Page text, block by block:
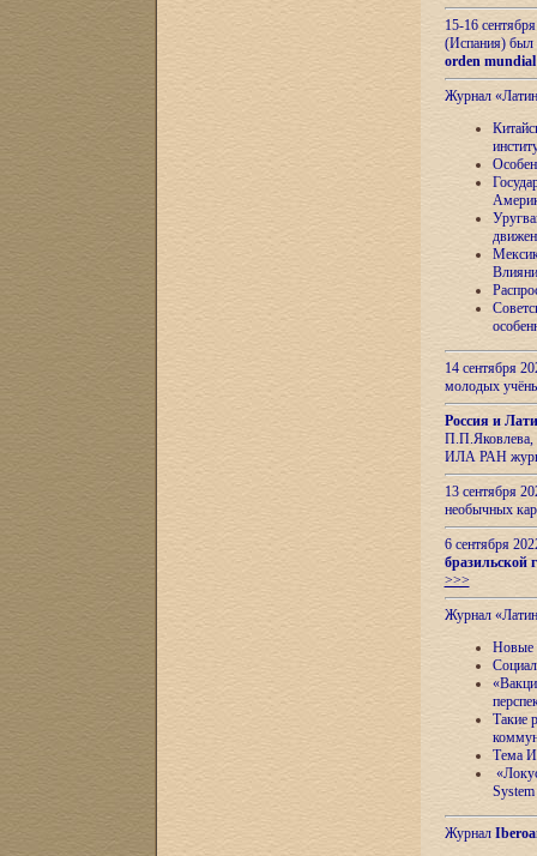
15-16
(Испания) был
orden
Журнал
14 сентября
молодых
Россия и
П.П.Яковлева,
ИЛА РАН
13 сентября
необычных
6 сентября
бразильской
>>>
Журнал
Новые
Такие
Тема
Журнал